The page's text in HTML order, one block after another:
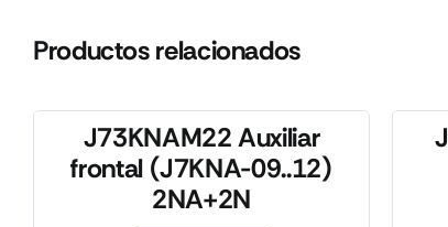
Productos relacionados
J73KNAM22 Auxiliar
frontal (J7KNA-09..12)
2NA+2N